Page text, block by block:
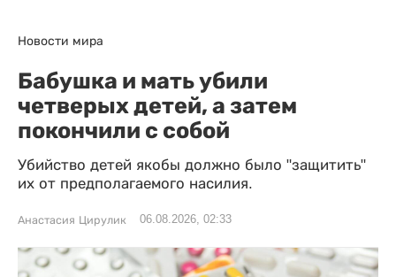
Новости мира
Бабушка и мать убили
четверых детей, а затем
покончили с собой
Убийство детей якобы должно было "защитить"
их от предполагаемого насилия.
Анастасия Цирулик 06.08.2026, 02:33